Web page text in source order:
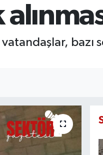
bazı